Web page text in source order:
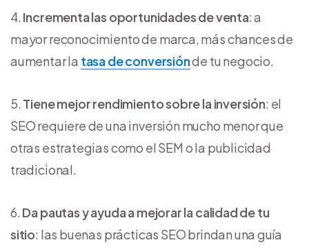
Incrementa las oportunidades de venta: a
mayor reconocimiento de marca, más chances de
aumentar la tasa de conversiónde tu negocio.
Tiene mejor rendimiento sobre la inversión: el
SEO requiere de una inversión mucho menor que
otras estrategias como el SEM o la publicidad
tradicional.
Da pautas y ayuda a mejorar la calidad de tu
sitio: las buenas prácticas SEO brindan una guía